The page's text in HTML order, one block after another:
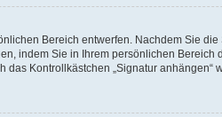
Bereich entwerfen. Nachdem Sie
indem Sie in Ihrem persönlichen
Kontrollkästchen „Signatur anhängen“